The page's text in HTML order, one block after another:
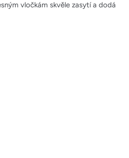
vločkám skvěle zasytí a dodá